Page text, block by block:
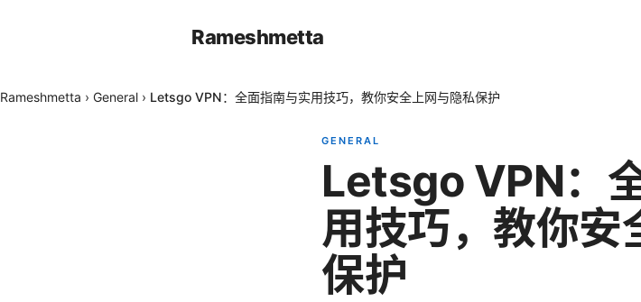
Rameshmetta
Rameshmetta › General › Letsgo VPN：全面指南与实用技巧，教你安全上网与隐私保护
GENERAL
Letsgo VPN：
用技巧，教你安
保护